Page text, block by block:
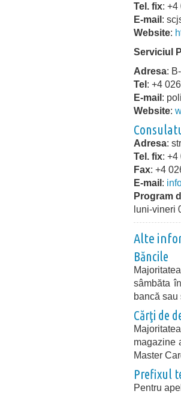
Tel. fix: +4
E-mail :
Website:
Serviciul
Adresa:
Tel : +4
E-mail :
Website:
Adresa:
Tel. fix: +4
Fax: +4
E-mail :
Program
luni-vineri
Alte
Băncile
sâmbăta
bancă
Cărţi de
magazine
Master
Prefixul
Pentru